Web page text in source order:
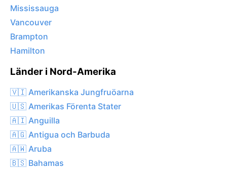
Mississauga
Vancouver
Brampton
Hamilton
Länder i Nord-Amerika
🇻🇮 Amerikanska Jungfruöarna
🇺🇸 Amerikas Förenta Stater
🇦🇮 Anguilla
🇦🇬 Antigua och Barbuda
🇦🇼 Aruba
🇧🇸 Bahamas